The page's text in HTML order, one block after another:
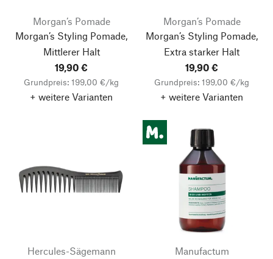
Morgan’s Pomade
Morgan’s Styling Pomade,
Mittlerer Halt
19,90 €
Grundpreis: 199,00 €/kg
+ weitere Varianten
Morgan’s Pomade
Morgan’s Styling Pomade,
Extra starker Halt
19,90 €
Grundpreis: 199,00 €/kg
+ weitere Varianten
Hercules-Sägemann
Manufactum